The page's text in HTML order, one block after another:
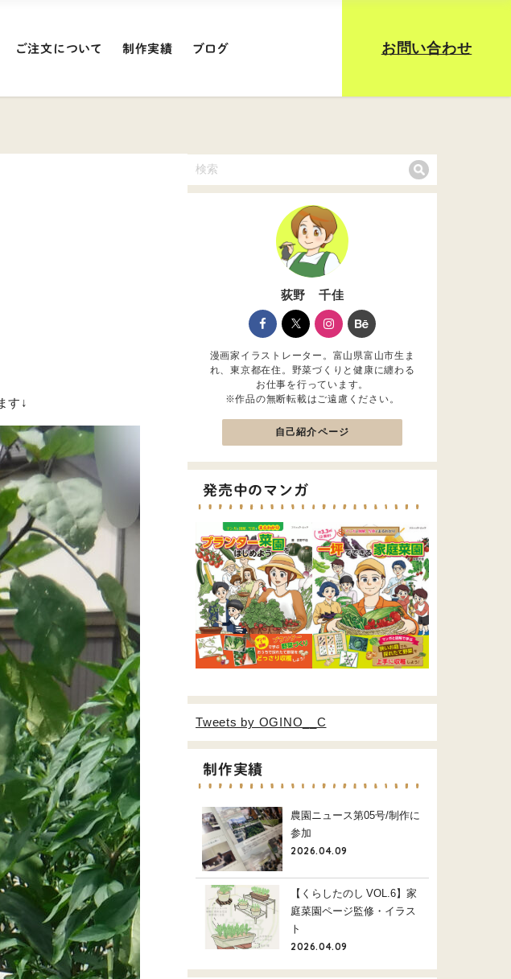
ご注文について 制作実績 ブログ お問い合わせ
す↓
荻野 千佳
漫画家イラストレーター。富山県富山市生ま
れ、東京都在住。野菜づくりと健康に纏わる
お仕事を行っています。
※作品の無断転載はご遠慮ください。
自己紹介ページ
発売中のマンガ
Tweets by OGINO__C
制作実績
農園ニュース第05号/制作に
参加
2026.04.09
【くらしたのし VOL.6】家
庭菜園ページ監修・イラス
ト
2026.04.09